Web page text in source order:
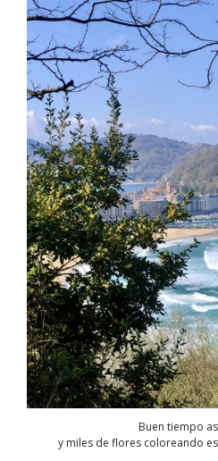
Buen tiempo
y miles de flores coloreando